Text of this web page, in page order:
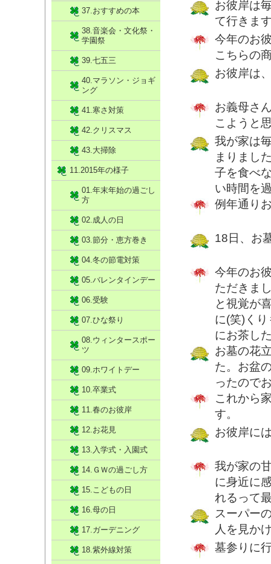
お彼岸は
て行きま
今年のお
こちらの
お彼岸は
お義母さ
こようと
我が家は
まりまし
子を食べ
い時間を
例年通り
18日、お
今年のお
ただきま
と視覚が
に(笑)く
にお茶し
お墓の花
た。お盆
ったので
これから
す。
お彼岸に
我が家の
に身近に
れるって
スーパー
人を見か
墓参りに
37.おすすめの本
38.音楽会・文化祭・
学園祭
39.七五三
40.マラソン・ジョギ
ング
41.寒さ対策
42.クリスマス
43.大掃除
11.2015年の様子
01.年末年始の過ごし
方
02.成人の日
03.節分・恵方巻き
04.冬の節電対策
05.バレンタインデー
06.受験
07.ひな祭り
08.ウィンタースポー
ツ
09.ホワイトデー
10.卒業式
11.春のお彼岸
12.お花見
13.入学式・入園式
14.ＧＷの過ごし方
15.こどもの日
16.母の日
17.ガーデニング
18.紫外線対策